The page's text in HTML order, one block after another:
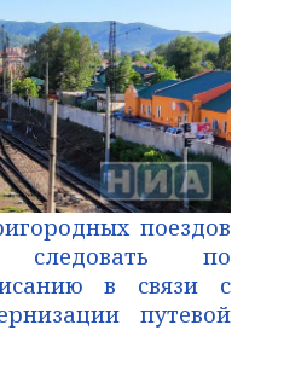
поездов
по
в связи с
путевой